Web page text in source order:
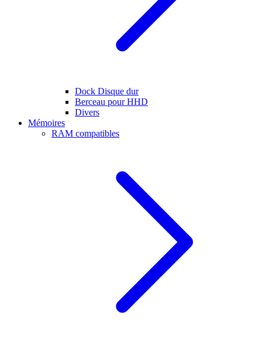
Dock Disque dur
Berceau pour HHD
Divers
Mémoires
RAM compatibles